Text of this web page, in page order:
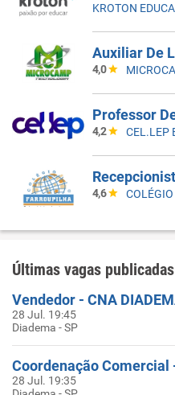
KROTON
Auxiliar De
4,0
Professor
4,2 CEL.LEP
4,6
Últimas vagas publicadas
Vendedor - CNA
28 Jul. 19:45
Diadema - SP
28 Jul. 19:35